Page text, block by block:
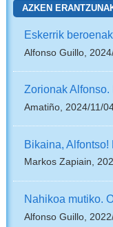
AZKEN
Eskerrik
Alfonso Guillo,
Zorionak Alfonso.
Amatiño, 2024/11/
Bikaina, Alfontso!
Markos Zapiain,
Nahikoa mutiko.
Alfonso Guillo,